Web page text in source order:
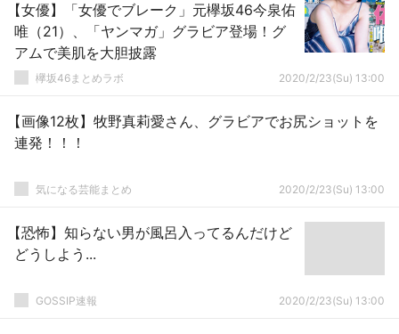
【女優】「女優でブレーク」元欅坂46今泉佑
唯（21）、「ヤンマガ」グラビア登場！グ
アムで美肌を大胆披露
欅坂46まとめラボ 2020/2/23(Su) 13:00
【画像12枚】牧野真莉愛さん、グラビアでお尻ショットを
連発！！！
気になる芸能まとめ 2020/2/23(Su) 13:00
【恐怖】知らない男が風呂入ってるんだけど
どうしよう...
GOSSIP速報 2020/2/23(Su) 13:00